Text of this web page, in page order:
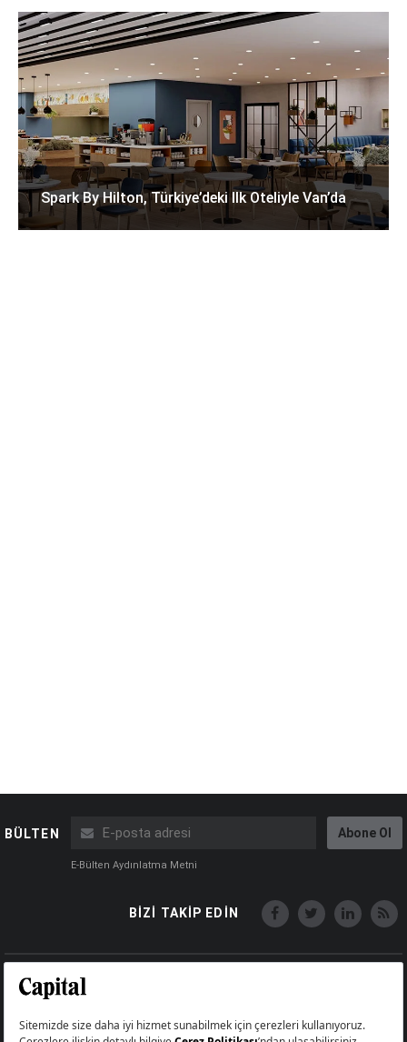
Spark By Hilton, Türkiye’deki Ilk Oteliyle Van’da
BÜLTEN Abone Ol
E-Bülten Aydınlatma Metni
BİZİ TAKİP EDİN
Big Medya Teknoloji A.Ş.
Üsküdar İstanbul Turkey